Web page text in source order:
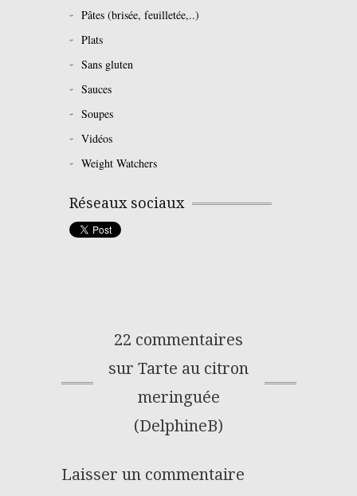
Pâtes (brisée, feuilletée,..)
Plats
Sans gluten
Sauces
Soupes
Vidéos
Weight Watchers
Réseaux sociaux
22 commentaires
sur Tarte au citron
meringuée
(DelphineB)
Laisser un commentaire